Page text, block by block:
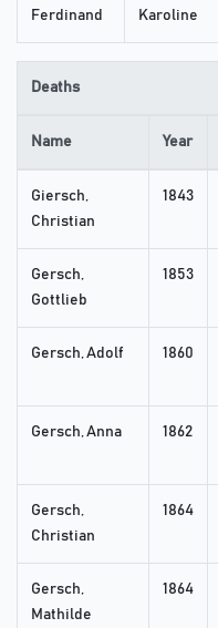
Ferdinand
Karoline
Deaths
Name Year
Giersch,
Christian
1843
Gersch,
Gottlieb
1853
Gersch, Adolf 1860
Gersch, Anna 1862
Gersch,
Christian
1864
Gersch,
Mathilde
1864